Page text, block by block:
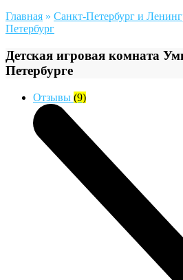
Главная » Санкт-Петербург и
Петербург
Детская игровая комната
Петербурге
Отзывы (9)